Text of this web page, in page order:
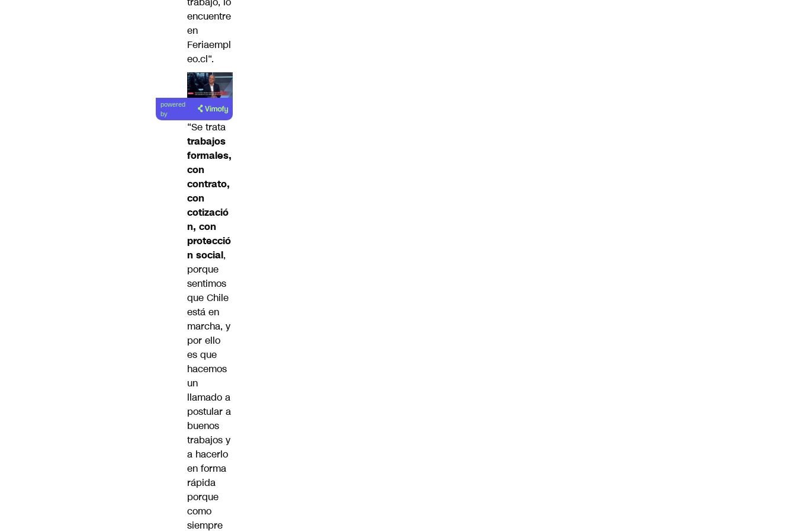
encuentre
en
Feriaempl
eo.cl“.
powered
by
“Se trata
trabajos
formales,
con
contrato,
con
cotizació
n, con
protecció
n social,
porque
sentimos
que Chile
está en
marcha, y
por ello
es que
hacemos
un
llamado a
postular a
buenos
trabajos y
a hacerlo
en forma
rápida
porque
como
siempre